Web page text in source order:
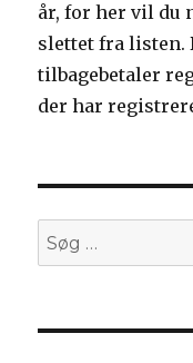
år, for her vil du
slettet fra listen.
tilbagebetaler
der har
Søg
efter: